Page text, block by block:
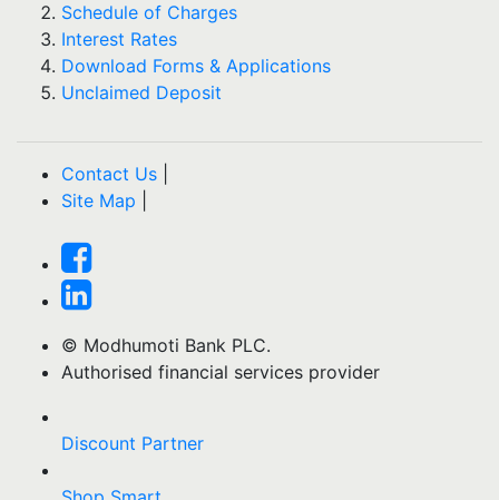
Schedule of Charges
Interest Rates
Download Forms & Applications
Unclaimed Deposit
Contact Us
Site Map
© Modhumoti Bank PLC.
Authorised financial services provider
Discount Partner